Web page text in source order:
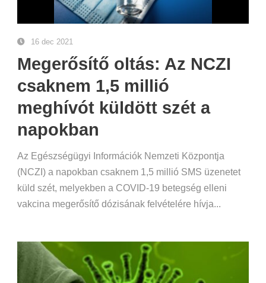
16 dec 2021
Megerősítő oltás: Az NCZI
csaknem 1,5 millió
meghívót küldött szét a
napokban
Az Egészségügyi Információk Nemzeti Központja
(NCZI) a napokban csaknem 1,5 millió SMS üzenetet
küld szét, melyekben a COVID-19 betegség elleni
vakcina megerősítő dózisának felvételére hívja...